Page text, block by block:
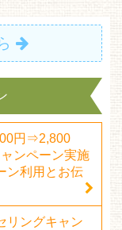
円⇒2,800
ンペーン実施
ン利用とお伝
リングキャン